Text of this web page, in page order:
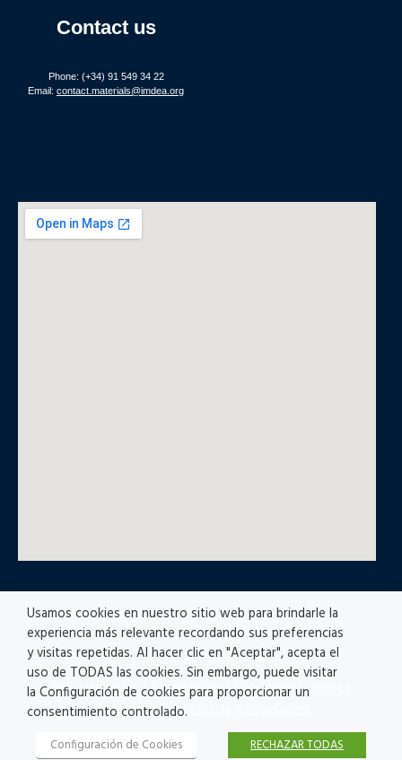
Contact us
Phone: (+34) 91 549 34 22
Email: contact.materials@imdea.org
© All rights reserved
Privacy policy |Accesibility|Disclaimer |
Channel|Registro de Actividades
Usamos cookies en nuestro sitio web para brindarle la
experiencia más relevante recordando sus preferencias
y visitas repetidas. Al hacer clic en "Aceptar", acepta el
uso de TODAS las cookies. Sin embargo, puede visitar
la Configuración de cookies para proporcionar un
consentimiento controlado.
Configuración de Cookies RECHAZAR TODAS